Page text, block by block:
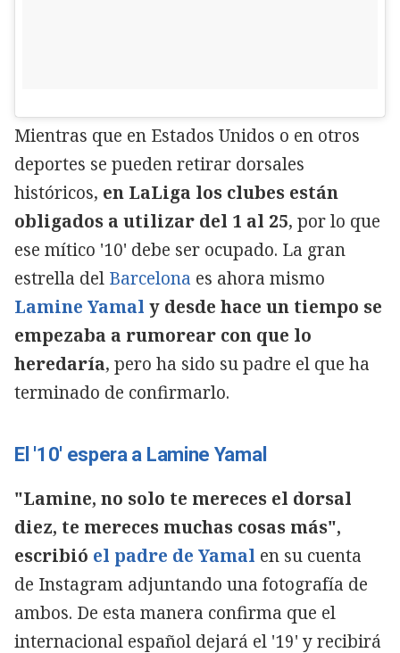
Mientras que en Estados Unidos o en otros
deportes se pueden retirar dorsales
históricos, en LaLiga los clubes están
obligados a utilizar del 1 al 25, por lo que
ese mítico '10' debe ser ocupado. La gran
estrella del Barcelona es ahora mismo
Lamine Yamal y desde hace un tiempo se
empezaba a rumorear con que lo
heredaría, pero ha sido su padre el que ha
terminado de confirmarlo.
El '10' espera a Lamine Yamal
"Lamine, no solo te mereces el dorsal
diez, te mereces muchas cosas más",
escribió el padre de Yamal en su cuenta
de Instagram adjuntando una fotografía de
ambos. De esta manera confirma que el
internacional español dejará el '19' y recibirá